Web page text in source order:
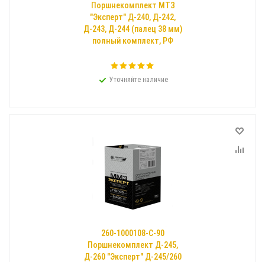
Поршнекомплект МТЗ
"Эксперт" Д-240, Д-242,
Д-243, Д-244 (палец 38 мм)
полный комплект, РФ
Уточняйте наличие
260-1000108-С-90
Поршнекомплект Д-245,
Д-260 "Эксперт" Д-245/260